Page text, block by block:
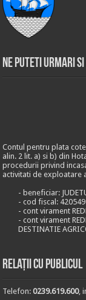
Ne puteti urmari si
Contul pentru plata
alin. 2 lit. a) si b) din
procedurii privind
activitati de exploatare
- beneficiar:
- cod fiscal:
- cont virament
- cont virament
DESTINATIE
Relații cu publicul
Telefon:0239.619.600,